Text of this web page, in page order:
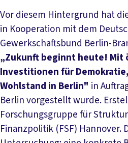
Vor diesem Hintergrund hat
in Kooperation mit dem
Gewerkschaftsbund Berlin-
„Zukunft beginnt heute! Mit
Investitionen für
Wohlstand in Berlin" in
Berlin vorgestellt wurde.
Forschungsgruppe für
Finanzpolitik (FSF) Hannover.